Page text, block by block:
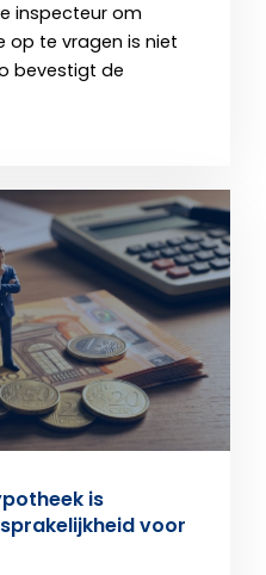
inspecteur om
op te vragen is niet
bevestigt de
is
voor